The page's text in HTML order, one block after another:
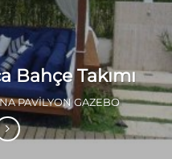
Bahçe Takımı
PAVILYON GAZEBO